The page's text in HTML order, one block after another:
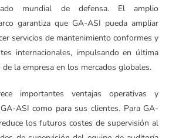
mundial de defensa. El amplio
garantiza que GA-ASI pueda ampliar
servicios de mantenimiento conformes y
internacionales, impulsando en última
la empresa en los mercados globales.
importantes ventajas operativas y
ASI como para sus clientes. Para GA-
los futuros costes de supervisión al